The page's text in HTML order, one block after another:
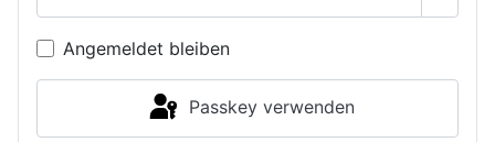
Angemeldet bleiben
Passkey verwenden